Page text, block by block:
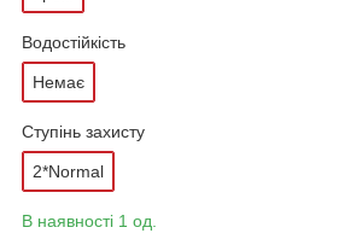
Водостійкість
Немає
Ступінь захисту
2*Normal
В наявності 1 од.